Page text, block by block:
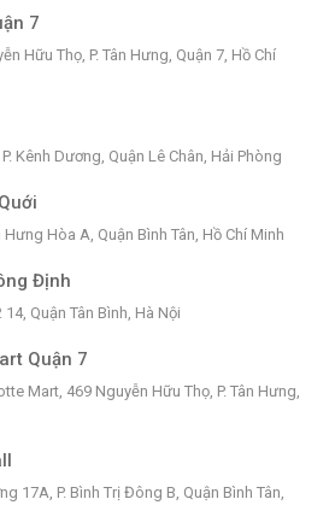
7
Hữu Thọ, P. Tân Hưng, Quận 7, Hồ Chí
Kênh Dương, Quận Lê Chân, Hải Phòng
Hưng Hòa A, Quận Bình Tân, Hồ Chí Minh
Định
Quận Tân Bình, Hà Nội
Quận 7
Mart, 469 Nguyễn Hữu Thọ, P. Tân Hưng,
17A, P. Bình Trị Đông B, Quận Bình Tân,